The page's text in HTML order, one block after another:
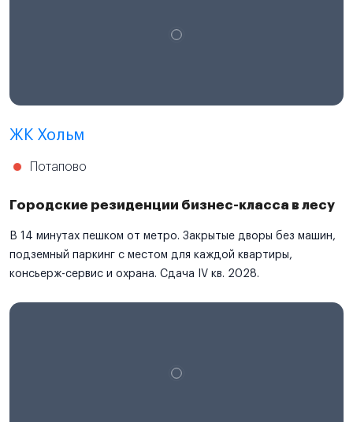
ЖК Хольм
Потапово
Городские резиденции бизнес-класса в лесу
В 14 минутах пешком от метро. Закрытые дворы без машин,
подземный паркинг с местом для каждой квартиры,
консьерж-сервис и охрана. Сдача IV кв. 2028.